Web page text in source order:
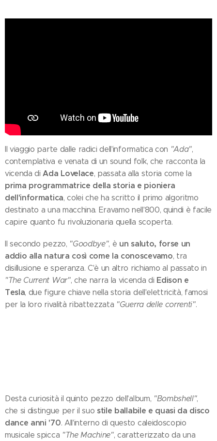
Il viaggio parte dalle radici dell'informatica con "Ada",
contemplativa e venata di un sound folk, che racconta la
vicenda di Ada Lovelace, passata alla storia come la
prima programmatrice della storia e pioniera
dell'informatica, colei che ha scritto il primo algoritmo
destinato a una macchina. Eravamo nell'800, quindi è facile
capire quanto fu rivoluzionaria quella scoperta.
Il secondo pezzo, "Goodbye", è un saluto, forse un
addio alla natura così come la conoscevamo, tra
disillusione e speranza. C'è un altro richiamo al passato in
"The Current War", che narra la vicenda di Edison e
Tesla, due figure chiave nella storia dell'elettricità, famosi
per la loro rivalità ribattezzata "Guerra delle correnti".
Desta curiosità il quinto pezzo dell'album, "Bombshell",
che si distingue per il suostile ballabile e quasi da disco
dance anni '70. All'interno di questo caleidoscopio
musicale spicca "The Machine", caratterizzato da una